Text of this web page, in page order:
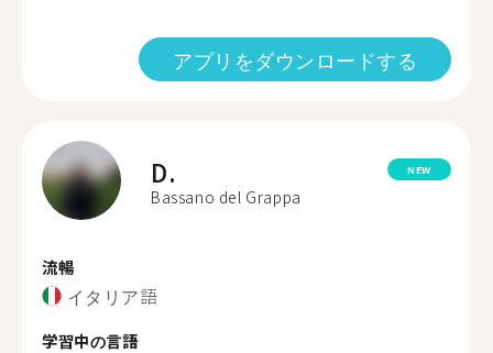
アプリをダウンロードする
D.
Bassano del Grappa
NEW
流暢
イタリア語
学習中の言語